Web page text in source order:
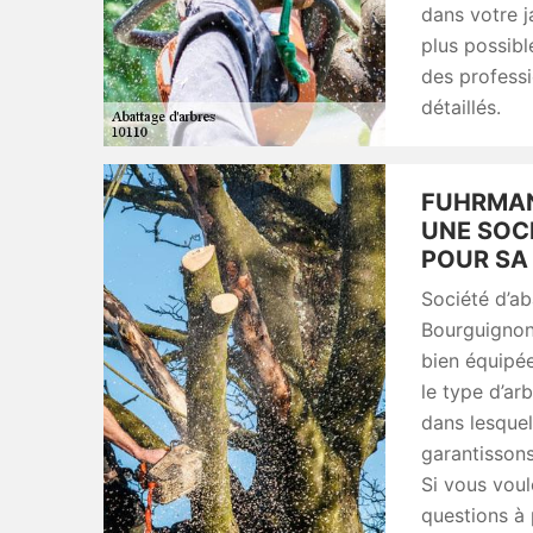
dans votre
plus
des
détaillés.
UNE
POUR
Société
bien
le type
dans
Si vous
questions à